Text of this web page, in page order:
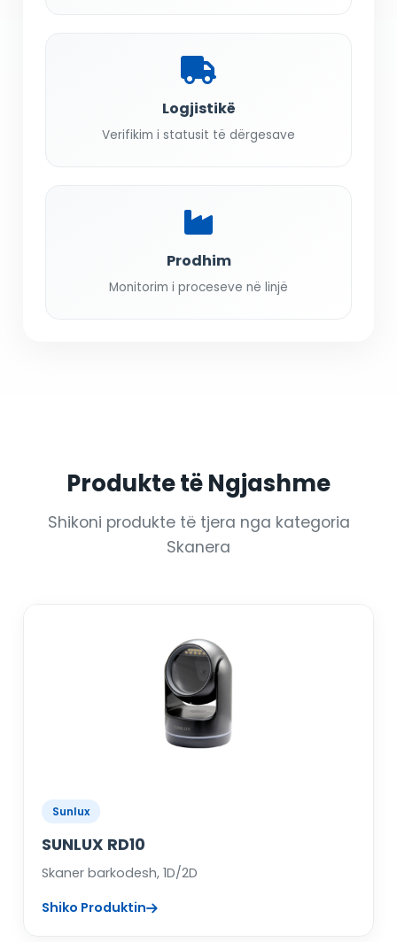
Logjistikë
Verifikim i statusit të dërgesave
Prodhim
Monitorim i proceseve në linjë
Produkte të Ngjashme
Shikoni produkte të tjera nga kategoria
Skanera
Sunlux
SUNLUX RD10
Skaner barkodesh, 1D/2D
Shiko Produktin